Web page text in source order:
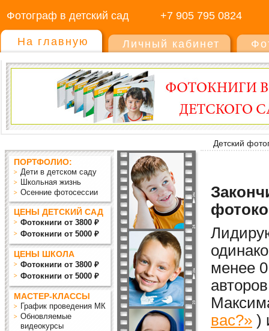
Фотограф в детский сад +7 905 795 0824
На главную Личный кабинет
Детский
ПОРТФОЛИО:
Дети в детском саду
Школьная жизнь
Осенние фотосессии
ЦЕНЫ ДЕТСКИЙ САД
Фотокниги от 3800 ₽
Фотокниги от 5000 ₽
ЦЕНЫ ШКОЛА
Фотокниги от 3800 ₽
Фотокниги от 5000 ₽
МАСТЕР-КЛАССЫ
График проведения МК
Обновляемые
видеокурсы
менее
авторов
вас?» )